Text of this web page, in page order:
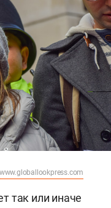
www.globallookpress.com
так или иначе